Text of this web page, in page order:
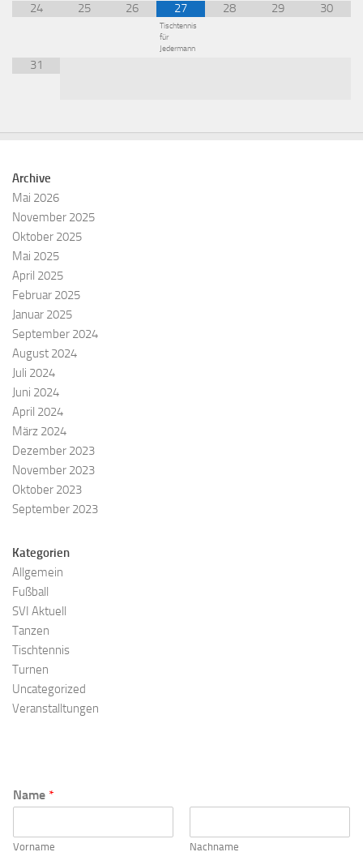
24 25 26 27
Tischtennis
für
Jedermann
28 29 30
31
Archive
Mai 2026
November 2025
Oktober 2025
Mai 2025
April 2025
Februar 2025
Januar 2025
September 2024
August 2024
Juli 2024
Juni 2024
April 2024
März 2024
Dezember 2023
November 2023
Oktober 2023
September 2023
Kategorien
Allgemein
Fußball
SVI Aktuell
Tanzen
Tischtennis
Turnen
Uncategorized
Veranstalltungen
Name *
Vorname Nachname